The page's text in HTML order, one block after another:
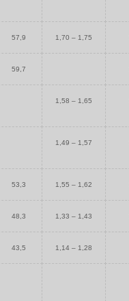
57,9 1,70 – 1,75
59,7
1,58 – 1,65
1,49 – 1,57
53,3 1,55 – 1,62
48,3 1,33 – 1,43
43,5 1,14 – 1,28